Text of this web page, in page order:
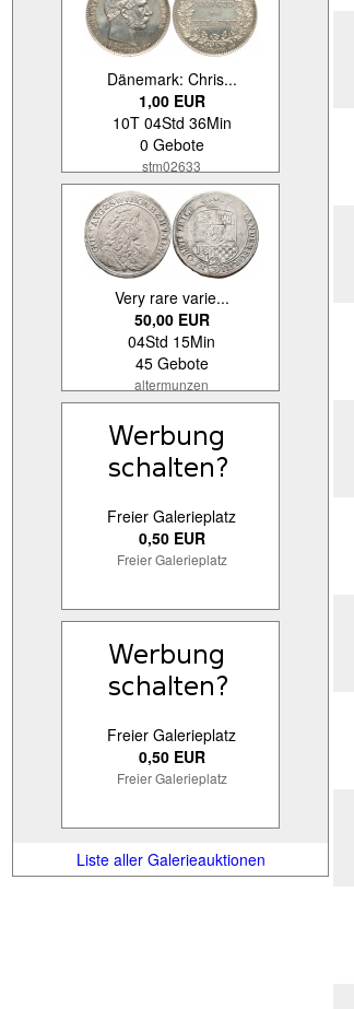
Dänemark: Chris...
1,00 EUR
10T 04Std 36Min
0 Gebote
stm02633
Very rare varie...
50,00 EUR
04Std 15Min
45 Gebote
altermunzen
Freier Galerieplatz
0,50 EUR
Freier Galerieplatz
Freier Galerieplatz
0,50 EUR
Freier Galerieplatz
Liste aller Galerieauktionen